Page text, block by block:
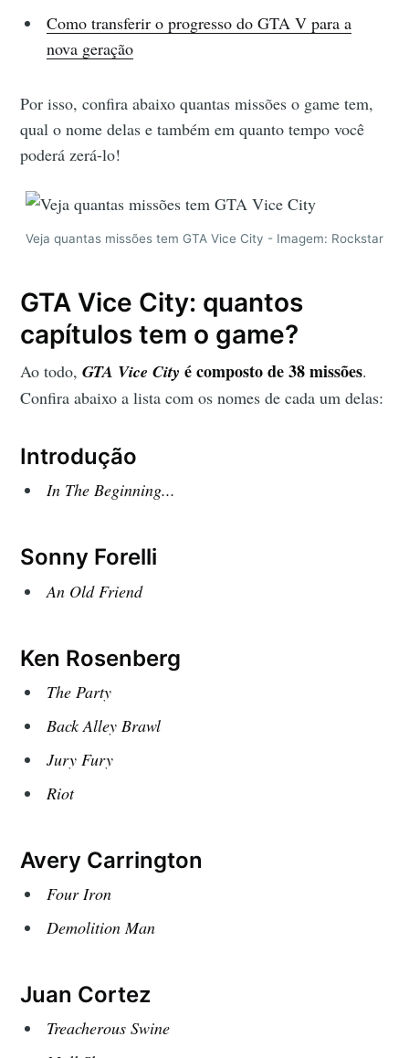
Como transferir o progresso do GTA V para a
nova geração
Por isso, confira abaixo quantas missões o game tem,
qual o nome delas e também em quanto tempo você
poderá zerá-lo!
Veja quantas missões tem GTA Vice City - Imagem: Rockstar
GTA Vice City: quantos
capítulos tem o game?
Ao todo,GTA Vice City é composto de 38 missões.
Confira abaixo a lista com os nomes de cada um delas:
Introdução
In The Beginning...
Sonny Forelli
An Old Friend
Ken Rosenberg
The Party
Back Alley Brawl
Jury Fury
Riot
Avery Carrington
Four Iron
Demolition Man
Juan Cortez
Treacherous Swine